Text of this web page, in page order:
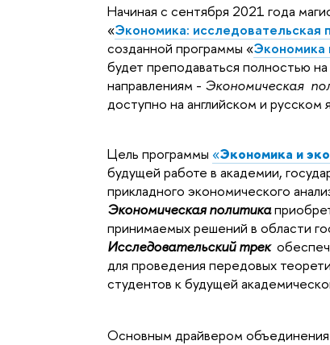
Начиная с сентября 2021 года
«Экономика: исследовательская
созданной программы «Экономика
будет преподаваться полностью
направлениям - Экономическая
доступно на английском и русском
Цель программы «Экономика и
будущей работе в академии,
прикладного экономического
Экономическая политика
принимаемых решений в области
Исследовательский трек
для проведения передовых
студентов к будущей
Основным драйвером объединения